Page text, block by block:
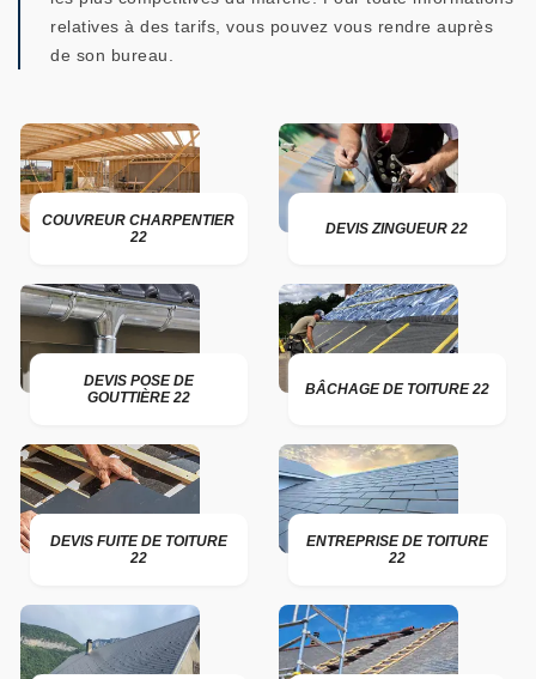
relatives à des tarifs, vous pouvez vous rendre auprès
de son bureau.
COUVREUR CHARPENTIER
22
DEVIS ZINGUEUR 22
DEVIS POSE DE
GOUTTIÈRE 22
BÂCHAGE DE TOITURE 22
DEVIS FUITE DE TOITURE
22
ENTREPRISE DE TOITURE
22